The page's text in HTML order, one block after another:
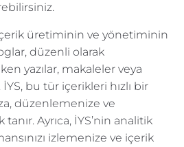
üretiminin ve yönetiminin
düzenli olarak
yazılar, makaleler veya
bu tür içerikleri hızlı bir
düzenlemenize ve
tanır. Ayrıca, İYS’nin analitik
izlemenize ve içerik